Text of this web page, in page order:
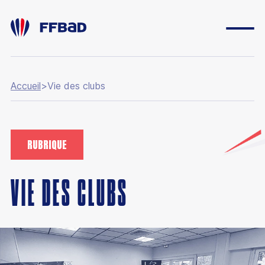
ESPACE LICENCIÉ
BOUTIQUE
YONEX IFB
CARRIÈRES
Accueil>Vie des clubs
RUBRIQUE
VIE DES CLUBS